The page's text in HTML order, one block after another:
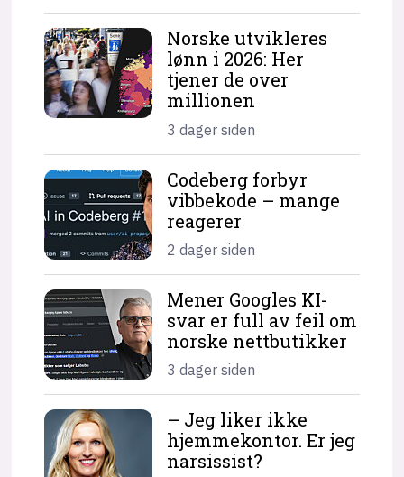
Norske utvikleres
lønn i 2026: Her
tjener de over
millionen
3 dager siden
Codeberg forbyr
vibbekode – mange
reagerer
2 dager siden
Mener Googles KI-
svar er full av feil om
norske nettbutikker
3 dager siden
– Jeg liker ikke
hjemme­kontor. Er jeg
narsissist?